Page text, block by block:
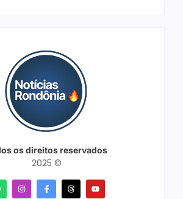
os direitos reservados
2025 ©